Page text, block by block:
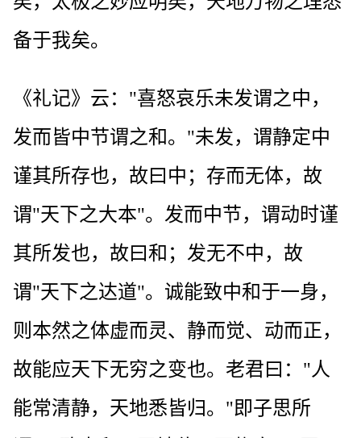
备于我矣。
《礼记》云："喜怒哀乐未发谓之中，
发而皆中节谓之和。"未发，谓静定中
谨其所存也，故曰中；存而无体，故
谓"天下之大本"。发而中节，谓动时谨
其所发也，故曰和；发无不中，故
谓"天下之达道"。诚能致中和于一身，
则本然之体虚而灵、静而觉、动而正，
故能应天下无穷之变也。老君曰："人
能常清静，天地悉皆归。"即子思所